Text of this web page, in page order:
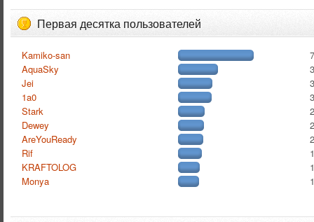
Первая десятка пользователей
Kamiko-san
AquaSky
Jei
1a0
Stark
Dewey
AreYouReady
Rif
KRAFTOLOG
Monya